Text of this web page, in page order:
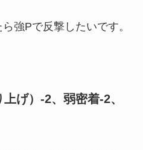
強Pで反撃したいです。
げ）-2、弱密着-2、